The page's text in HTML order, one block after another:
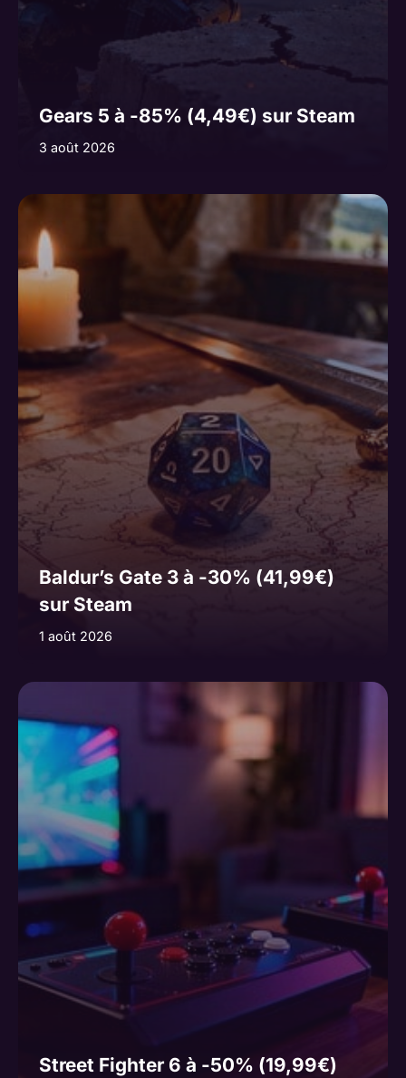
Gears 5 à -85% (4,49€) sur Steam
3 août 2026
Baldur’s Gate 3 à -30% (41,99€)
sur Steam
1 août 2026
Street Fighter 6 à -50% (19,99€)